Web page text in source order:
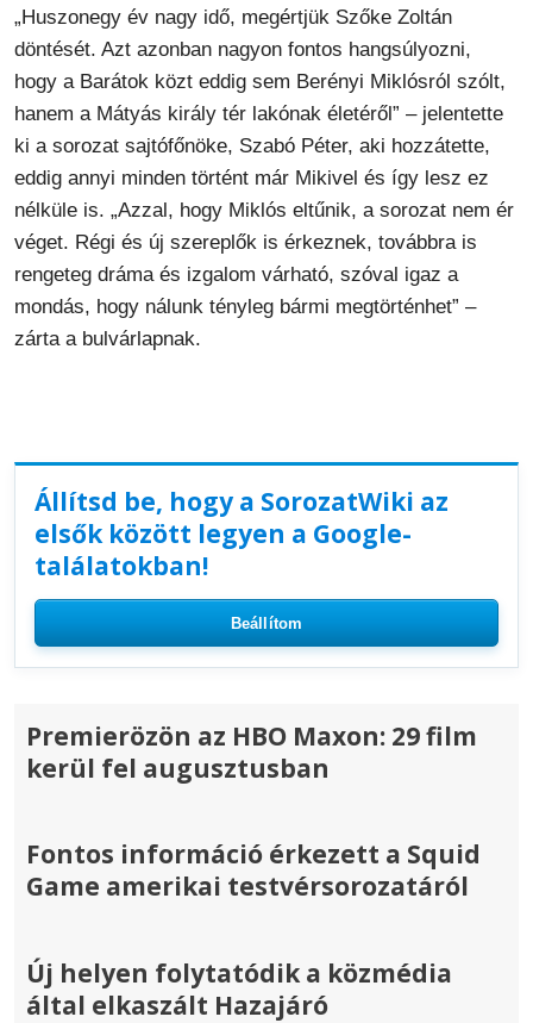
„Huszonegy év nagy idő, megértjük Szőke Zoltán
döntését. Azt azonban nagyon fontos hangsúlyozni,
hogy a Barátok közt eddig sem Berényi Miklósról szólt,
hanem a Mátyás király tér lakónak életéről” – jelentette
ki a sorozat sajtófőnöke, Szabó Péter, aki hozzátette,
eddig annyi minden történt már Mikivel és így lesz ez
nélküle is. „Azzal, hogy Miklós eltűnik, a sorozat nem ér
véget. Régi és új szereplők is érkeznek, továbbra is
rengeteg dráma és izgalom várható, szóval igaz a
mondás, hogy nálunk tényleg bármi megtörténhet” –
zárta a bulvárlapnak.
Állítsd be, hogy a SorozatWiki az
elsők között legyen a Google-
találatokban!
Beállítom
Premierözön az HBO Maxon: 29 film
kerül fel augusztusban
Fontos információ érkezett a Squid
Game amerikai testvérsorozatáról
Új helyen folytatódik a közmédia
által elkaszált Hazajáró